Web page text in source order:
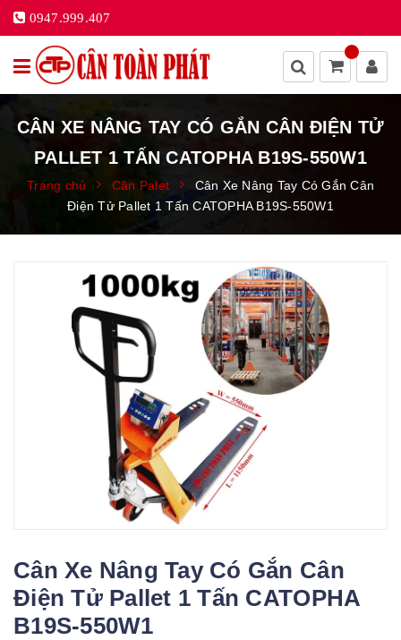
0947.999.407
CÂN XE NÂNG TAY CÓ GẮN CÂN ĐIỆN TỬ
PALLET 1 TẤN CATOPHA B19S-550W1
Trang chủ Cân Palet
Cân Xe Nâng Tay Có Gắn Cân
Điện Tử Pallet 1 Tấn CATOPHA B19S-550W1
Cân Xe Nâng Tay Có Gắn Cân
Điện Tử Pallet 1 Tấn CATOPHA
B19S-550W1